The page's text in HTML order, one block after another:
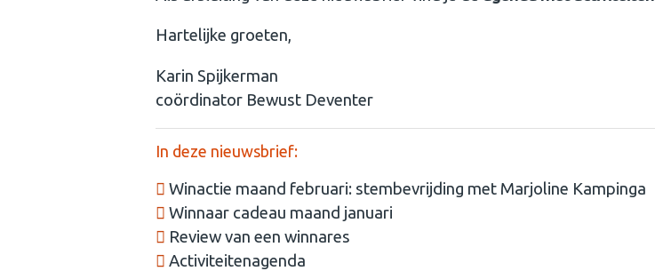
Hartelijke groeten,
Karin Spijkerman
coördinator Bewust Deventer
In deze nieuwsbrief:
Winactie maand februari: stembevrijding met Marjoline Kampinga
Winnaar cadeau maand januari
Review van een winnares
Activiteitenagenda